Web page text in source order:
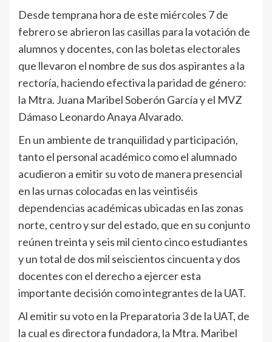
Desde temprana hora de este miércoles 7 de
febrero se abrieron las casillas para la votación de
alumnos y docentes, con las boletas electorales
que llevaron el nombre de sus dos aspirantes a la
rectoría, haciendo efectiva la paridad de género:
la Mtra. Juana Maribel Soberón García y el MVZ
Dámaso Leonardo Anaya Alvarado.
En un ambiente de tranquilidad y participación,
tanto el personal académico como el alumnado
acudieron a emitir su voto de manera presencial
en las urnas colocadas en las veintiséis
dependencias académicas ubicadas en las zonas
norte, centro y sur del estado, que en su conjunto
reúnen treinta y seis mil ciento cinco estudiantes
y un total de dos mil seiscientos cincuenta y dos
docentes con el derecho a ejercer esta
importante decisión como integrantes de la UAT.
Al emitir su voto en la Preparatoria 3 de la UAT, de
la cual es directora fundadora, la Mtra. Maribel